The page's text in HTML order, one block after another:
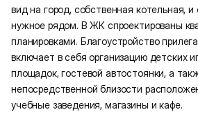
вид на город, собственная котельная, и
нужное рядом. В ЖК спроектированы
планировками. Благоустройство
включает в себя организацию детских
площадок, гостевой автостоянки, а
непосредственной близости
учебные заведения, магазины и кафе.